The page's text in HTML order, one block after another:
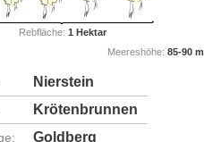
Rebfläche: 1 Hektar
Meereshöhe:85-90 m
Nierstein
Krötenbrunnen
Goldberg